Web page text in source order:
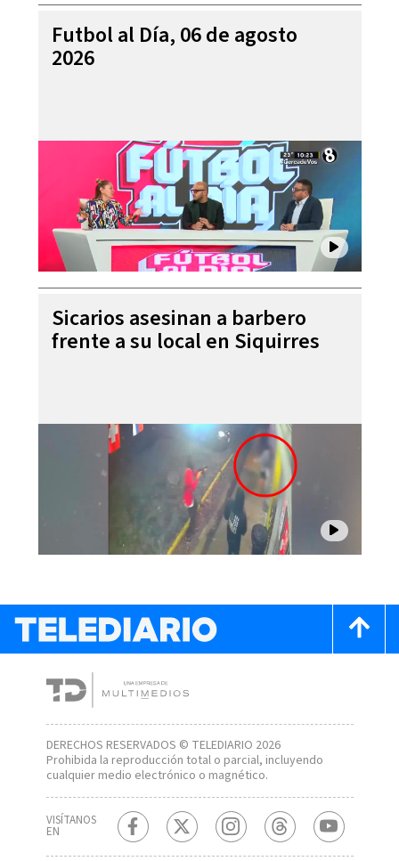
Futbol al Día, 06 de agosto
2026
Sicarios asesinan a barbero
frente a su local en Siquirres
DERECHOS RESERVADOS © TELEDIARIO 2026
Prohibida la reproducción total o parcial, incluyendo
cualquier medio electrónico o magnético.
VISÍTANOS
EN